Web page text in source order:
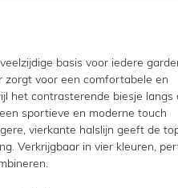
basis voor iedere
zorgt voor een comfortabele en
het contrasterende biesje langs
sportieve en moderne touch
vierkante halslijn geeft de
Verkrijgbaar in vier kleuren,